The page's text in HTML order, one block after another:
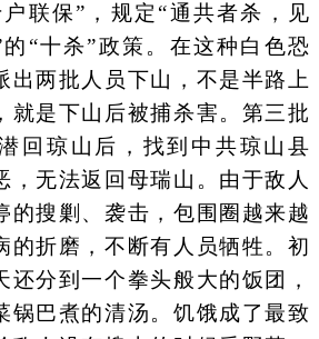
联保”，规定“通共者杀，见
“十杀”政策。在这种白色恐
出两批人员下山，不是半路上
就是下山后被捕杀害。第三批
回琼山后，找到中共琼山县
，无法返回母瑞山。由于敌人
的搜剿、袭击，包围圈越来越
的折磨，不断有人员牺牲。初
还分到一个拳头般大的饭团，
锅巴煮的清汤。饥饿成了最致